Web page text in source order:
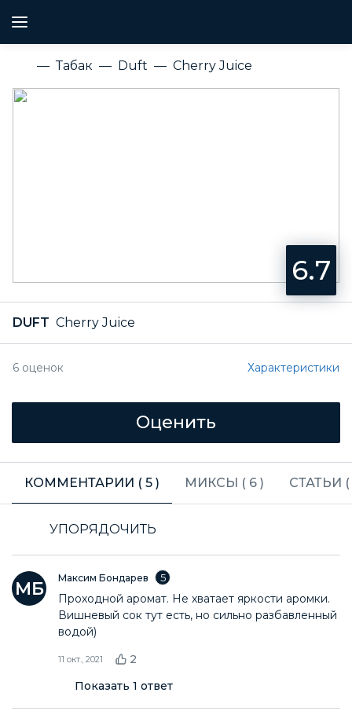
Табак Duft Cherry Juice
6.7
DUFT Cherry Juice
6 оценок Характеристики
КОММЕНТАРИИ ( 5 ) МИКСЫ ( 6 ) СТАТЬИ (
УПОРЯДОЧИТЬ
Максим Бондарев 5
Проходной аромат. Не хватает яркости аромки.
Вишневый сок тут есть, но сильно разбавленный
водой)
11 окт., 2021
2
Показать 1 ответ